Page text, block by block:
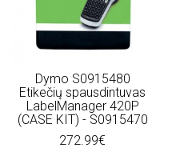
Dymo S0915480
Etikečių spausdintuvas
LabelManager 420P
(CASE KIT) - S0915470
272.99€